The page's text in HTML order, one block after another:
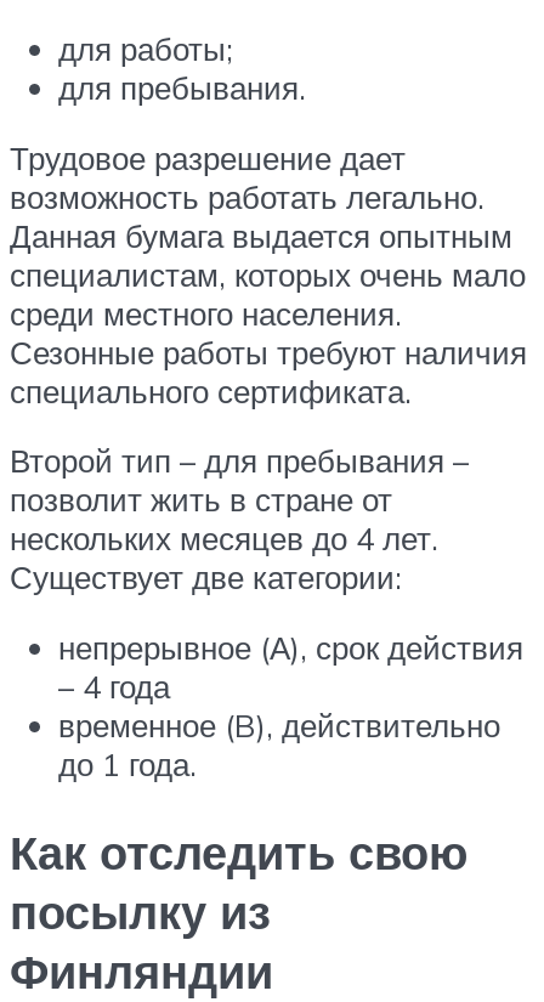
для работы;
для пребывания.
Трудовое разрешение дает
возможность работать легально.
Данная бумага выдается опытным
специалистам, которых очень мало
среди местного населения.
Сезонные работы требуют наличия
специального сертификата.
Второй тип – для пребывания –
позволит жить в стране от
нескольких месяцев до 4 лет.
Существует две категории:
непрерывное (А), срок действия
– 4 года
временное (B), действительно
до 1 года.
Как отследить свою
посылку из
Финляндии